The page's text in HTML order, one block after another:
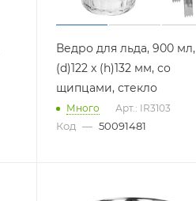
Ведро для льда, 900 мл,
(d)122 x (h)132 мм, со
щипцами, стекло
Много Арт.: IR3103
Код — 50091481